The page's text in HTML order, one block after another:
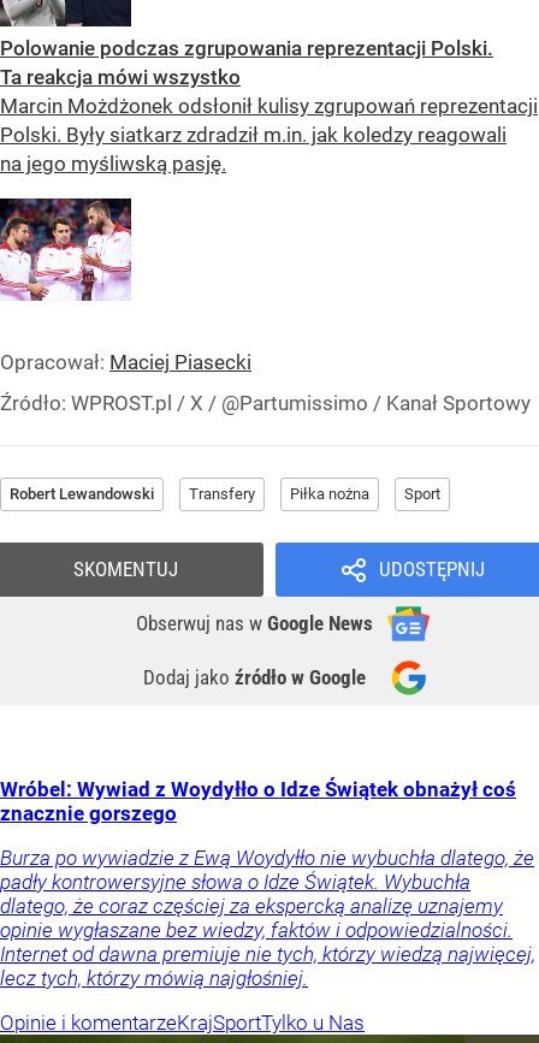
Polowanie podczas zgrupowania reprezentacji Polski.
Ta reakcja mówi wszystko
Marcin Możdżonek odsłonił kulisy zgrupowań reprezentacji
Polski. Były siatkarz zdradził m.in. jak koledzy reagowali
na jego myśliwską pasję.
Opracował: Maciej Piasecki
Źródło: WPROST.pl / X / @Partumissimo / Kanał Sportowy
Robert Lewandowski Transfery Piłka nożna Sport
UDOSTĘPNIJ
Obserwuj nas w Google News
Dodaj jako źródło w Google
SKOMENTUJ
Wróbel: Wywiad z Woydyłło o Idze Świątek obnażył coś
znacznie gorszego
Burza po wywiadzie z Ewą Woydyłło nie wybuchła dlatego, że
padły kontrowersyjne słowa o Idze Świątek. Wybuchła
dlatego, że coraz częściej za ekspercką analizę uznajemy
opinie wygłaszane bez wiedzy, faktów i odpowiedzialności.
Internet od dawna premiuje nie tych, którzy wiedzą najwięcej,
lecz tych, którzy mówią najgłośniej.
Opinie i komentarzeKrajSportTylko u Nas